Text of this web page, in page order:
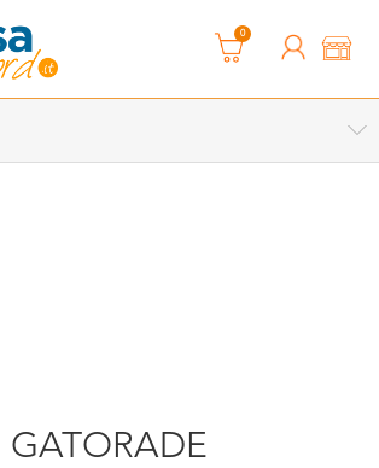
0
GATORADE